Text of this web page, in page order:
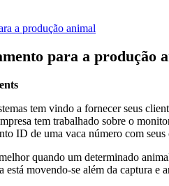
a produção animal
para a produção
tem vindo a fornecer seus
tem trabalhado sobre o
ID de uma vaca número com
quando um determinado
movendo-se além da captura e